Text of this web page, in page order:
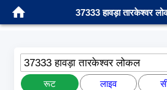
37333 हावड़ा तारकेश्वर
37333 हावड़ा तारकेश्वर लोकल
रूट लाइव